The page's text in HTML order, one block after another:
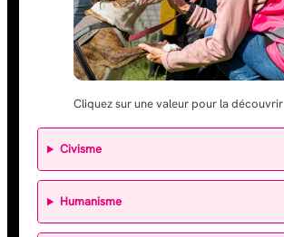
Cliquez sur une valeur pour la découvrir
Civisme
Humanisme